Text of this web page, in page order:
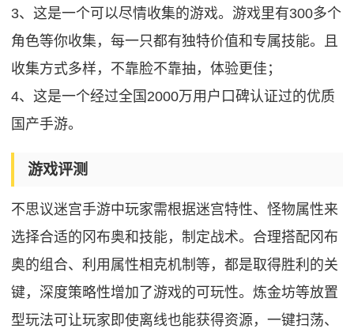
3、这是一个可以尽情收集的游戏。游戏里有300多个
角色等你收集，每一只都有独特价值和专属技能。且
收集方式多样，不靠脸不靠抽，体验更佳；
4、这是一个经过全国2000万用户口碑认证过的优质
国产手游。
游戏评测
不思议迷宫手游中玩家需根据迷宫特性、怪物属性来
选择合适的冈布奥和技能，制定战术。合理搭配冈布
奥的组合、利用属性相克机制等，都是取得胜利的关
键，深度策略性增加了游戏的可玩性。炼金坊等放置
型玩法可让玩家即使离线也能获得资源，一键扫荡、